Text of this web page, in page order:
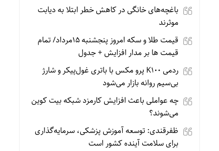
باغچه‌های خانگی در کاهش خطر ابتلا به دیابت
موثرند
قیمت طلا و سکه امروز پنجشنبه 15مرداد/ تمام
قیمت ها بر مدار افزایش + جدول
ردمی K100 پرو مکس با باتری غول‌پیکر و شارژ
بی‌سیم روانه بازار می‌شود
چه عواملی باعث افزایش کارمزد شبکه بیت کوین
می‌شوند؟
ظفرقندی: توسعه آموزش پزشکی، سرمایه‌گذاری
برای سلامت آینده کشور است